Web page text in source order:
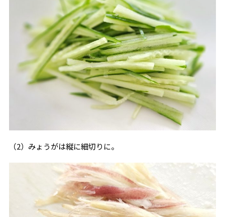
（2）みょうがは縦に細切りに。